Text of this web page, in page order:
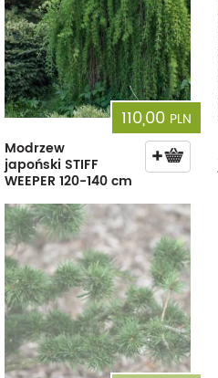
110,00 PLN
Modrzew
japoński STIFF
WEEPER 120-140 cm